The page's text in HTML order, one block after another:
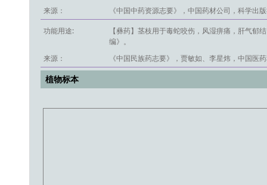
来源：
《中国中药资源志要》，中国药材公司，科学出
功能用途:
【彝药】茎枝用于毒蛇咬伤，风湿痹痛，肝气
编》。
来源：
《中国民族药志要》，贾敏如、李星炜，中国医
植物标本